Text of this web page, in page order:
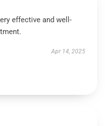
effective and well-
Apr 14, 2025